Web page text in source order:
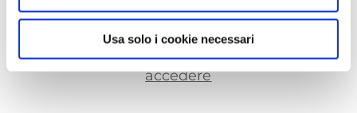
Usa solo i cookie necessari
ACCEDI
accedere